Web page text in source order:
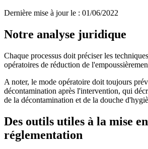
Dernière mise à jour le : 01/06/2022
Notre analyse juridique
Chaque processus doit préciser les
opératoires de réduction de
A noter, le mode opératoire doit toujours
décontamination après l'intervention, qui
de la décontamination et de la douche
Des outils utiles à la mise
réglementation